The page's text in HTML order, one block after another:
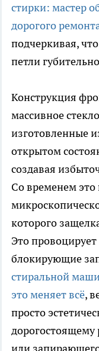
стирки: мастер
дорогого
подчеркивая,
петли
Конструкция
массивное
изготовленные
открытом
создавая
Со временем это
которого
Это
блокирующие
стиральной
это меняет всё,
просто
дорогостоящему